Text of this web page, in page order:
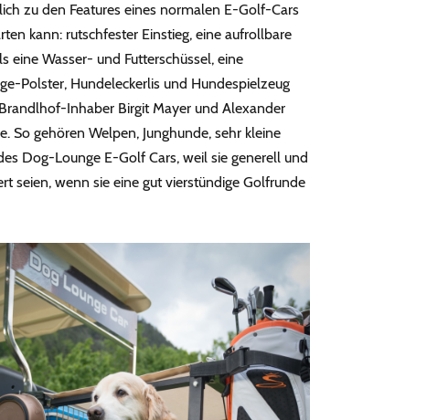
zu den Features eines normalen E-Golf-Cars
kann: rutschfester Einstieg, eine aufrollbare
eine Wasser- und Futterschüssel, eine
Polster, Hundeleckerlis und Hundespielzeug
Inhaber Birgit Mayer und Alexander
So gehören Welpen, Junghunde, sehr kleine
Dog-Lounge E-Golf Cars, weil sie generell und
seien, wenn sie eine gut vierstündige Golfrunde